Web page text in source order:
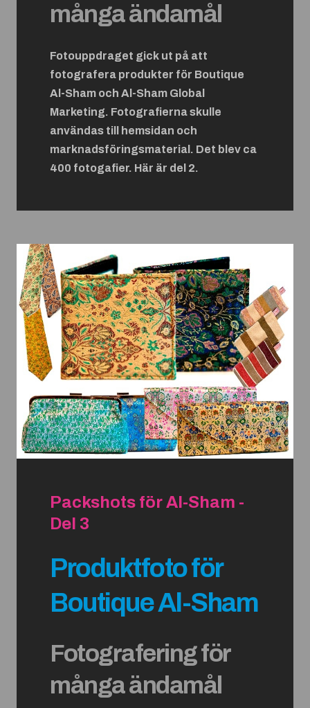
många ändamål
Fotouppdraget gick ut på att
fotografera produkter för Boutique
Al-Sham och Al-Sham Global
Marketing. Fotografierna skulle
användas till hemsidan och
marknadsföringsmaterial. Det blev ca
400 fotogafier. Här är del 2.
Packshots för Al-Sham -
Del 3
Produktfoto för
Boutique Al-Sham
Fotografering för
många ändamål